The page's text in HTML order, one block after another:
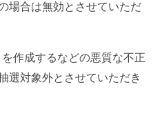
場合は無効とさせていただ
作成するなどの悪質な不正
選対象外とさせていただき